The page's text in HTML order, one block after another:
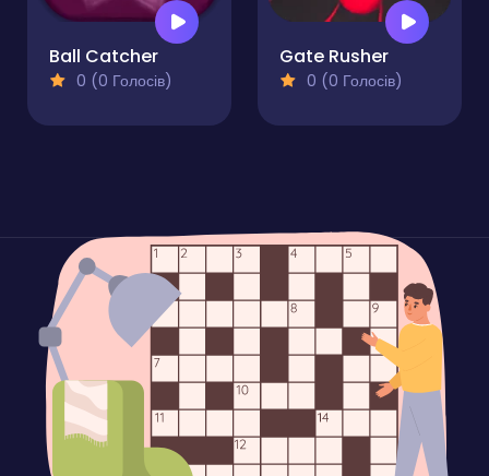
Ball Catcher
0 (0 Голосів)
Gate Rusher
0 (0 Голосів)